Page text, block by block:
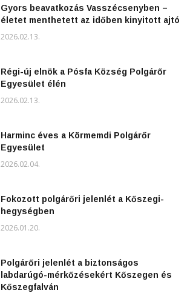
Gyors beavatkozás Vasszécsenyben –
életet menthetett az időben kinyitott ajtó
2026.02.13.
Régi-új elnök a Pósfa Község Polgárőr
Egyesület élén
2026.02.13.
Harminc éves a Körmemdi Polgárőr
Egyesület
2026.02.04.
Fokozott polgárőri jelenlét a Kőszegi-
hegységben
2026.01.20.
Polgárőri jelenlét a biztonságos
labdarúgó-mérkőzésekért Kőszegen és
Kőszegfalván